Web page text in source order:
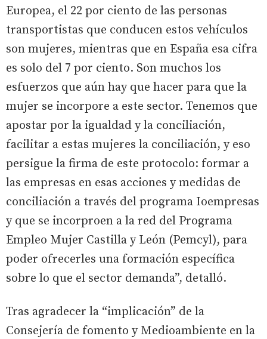
Europea, el 22 por ciento de las personas
transportistas que conducen estos vehículos
son mujeres, mientras que en España esa cifra
es solo del 7 por ciento. Son muchos los
esfuerzos que aún hay que hacer para que la
mujer se incorpore a este sector. Tenemos que
apostar por la igualdad y la conciliación,
facilitar a estas mujeres la conciliación, y eso
persigue la firma de este protocolo: formar a
las empresas en esas acciones y medidas de
conciliación a través del programa Ioempresas
y que se incorproen a la red del Programa
Empleo Mujer Castilla y León (Pemcyl), para
poder ofrecerles una formación específica
sobre lo que el sector demanda”, detalló.
Tras agradecer la “implicación” de la
Consejería de fomento y Medioambiente en la